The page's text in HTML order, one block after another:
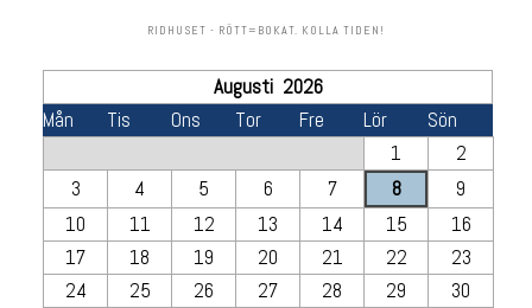
RIDHUSET - RÖTT=BOKAT. KOLLA TIDEN!
Augusti 2026
Mån
Tis Ons Tor Fre Lör Sön
1
2
3
4 5 6 7 8
9
10
11 12 13 14 15
16
17
18 19 20 21 22
23
24
25 26 27 28 29
30